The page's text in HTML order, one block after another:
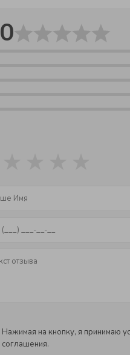
Нажимая на кнопку, я принимаю
соглашения.